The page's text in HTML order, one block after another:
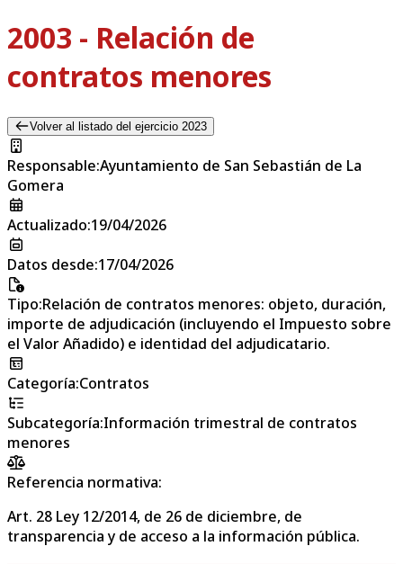
2003 - Relación de
contratos menores
Volver al listado del ejercicio 2023
Responsable:Ayuntamiento de San Sebastián de La
Gomera
Actualizado:19/04/2026
Datos desde:17/04/2026
Tipo:Relación de contratos menores: objeto, duración,
importe de adjudicación (incluyendo el Impuesto sobre
el Valor Añadido) e identidad del adjudicatario.
Categoría:Contratos
Subcategoría:Información trimestral de contratos
menores
Referencia normativa:
Art. 28 Ley 12/2014, de 26 de diciembre, de
transparencia y de acceso a la información pública.